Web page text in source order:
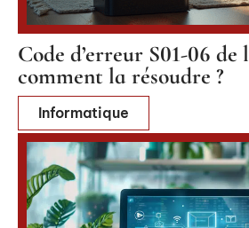
Code d’erreur S01-06 de
comment la résoudre ?
Informatique